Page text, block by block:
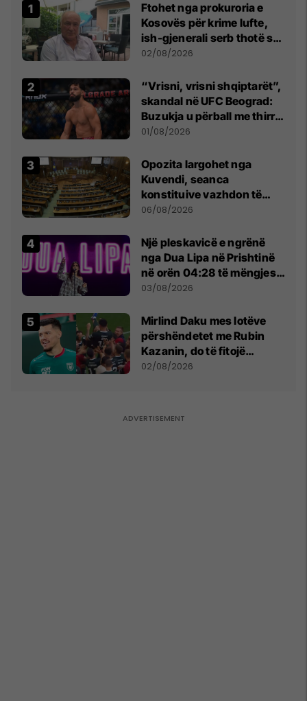
Ftohet nga prokuroria e
Kosovës për krime lufte,
ish-gjenerali serb thotë se
dikush e tradhtoi në
02/08/2026
“Vrisni, vrisni shqiptarët”,
skandal në UFC Beograd:
Buzukja u përball me thirrje
anti-shqiptare nga
01/08/2026
Opozita largohet nga
Kuvendi, seanca
konstituive vazhdon të
shtunën në orën 11:00
06/08/2026
Një pleskavicë e ngrënë
nga Dua Lipa në Prishtinë
në orën 04:28 të mëngjesit
- dhe bota digjitale serbe
03/08/2026
Mirlind Daku mes lotëve
përshëndetet me Rubin
Kazanin, do të fitojë
miliona te Spartak Moska
02/08/2026